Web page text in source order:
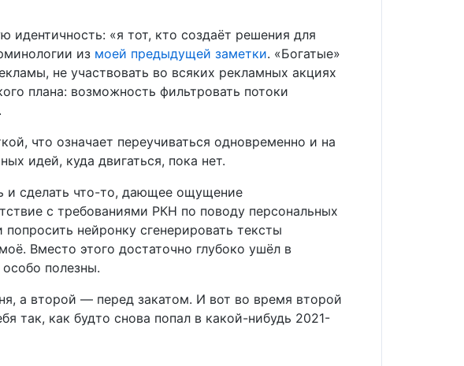
«я тот, кто создаёт решения для
из моей предыдущей заметки. «Богатые»
не участвовать во всяких рекламных акциях
плана: возможность фильтровать потоки
что означает переучиваться одновременно и на
идей, куда двигаться, пока нет.
и сделать что-то, дающее ощущение
с требованиями РКН по поводу персональных
нейронку сгенерировать тексты
Вместо этого достаточно глубоко ушёл в
полезны.
а второй — перед закатом. И вот во время второй
так, как будто снова попал в какой-нибудь 2021-